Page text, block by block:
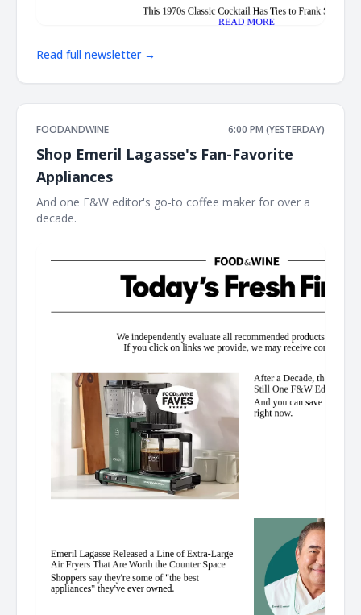
Read full newsletter →
FOODANDWINE 6:00 PM (YESTERDAY)
Shop Emeril Lagasse's Fan-Favorite
Appliances
And one F&W editor's go-to coffee maker for over a
decade. ‌ ‌ ‌ ‌ ‌ ‌ ‌ ‌ ‌ ‌ ‌ ‌ ‌ ‌ ‌ ‌ ‌ ‌ ‌ ‌ ‌ ‌ ‌ ‌ ‌ ‌ ‌ ‌ ‌ ‌ ‌ ‌ ‌ ‌ ‌ ‌ ‌ ‌ ‌ ‌ ‌ ‌ ‌ ‌ ‌ ‌ ‌ ‌ ‌ ‌ ‌ ‌ ‌ ‌ ‌ ‌ ‌ ‌ ‌ ‌ ‌ ‌ ‌ ‌ ‌ ‌ ‌